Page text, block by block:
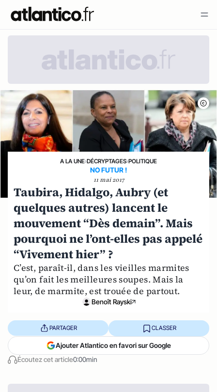
A LA UNE›DÉCRYPTAGES›POLITIQUE
NO FUTUR !
11 mai 2017
Taubira, Hidalgo, Aubry (et
quelques autres) lancent le
mouvement “Dès demain”. Mais
pourquoi ne l’ont-elles pas appelé
“Vivement hier” ?
C’est, paraît-il, dans les vieilles marmites
qu’on fait les meilleures soupes. Mais la
leur, de marmite, est trouée de partout.
Benoît Rayski
Écoutez cet article0:00min
PARTAGER CLASSER
Ajouter Atlantico en favori sur Google